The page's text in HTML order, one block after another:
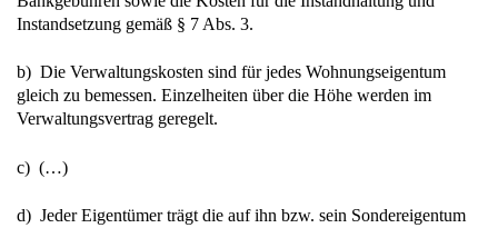
Instandsetzung gemäß § 7 Abs. 3.
b) Die Verwaltungskosten sind für jedes Wohnungseigentum
gleich zu bemessen. Einzelheiten über die Höhe werden im
Verwaltungsvertrag geregelt.
c) (…)
d) Jeder Eigentümer trägt die auf ihn bzw. sein Sondereigentum